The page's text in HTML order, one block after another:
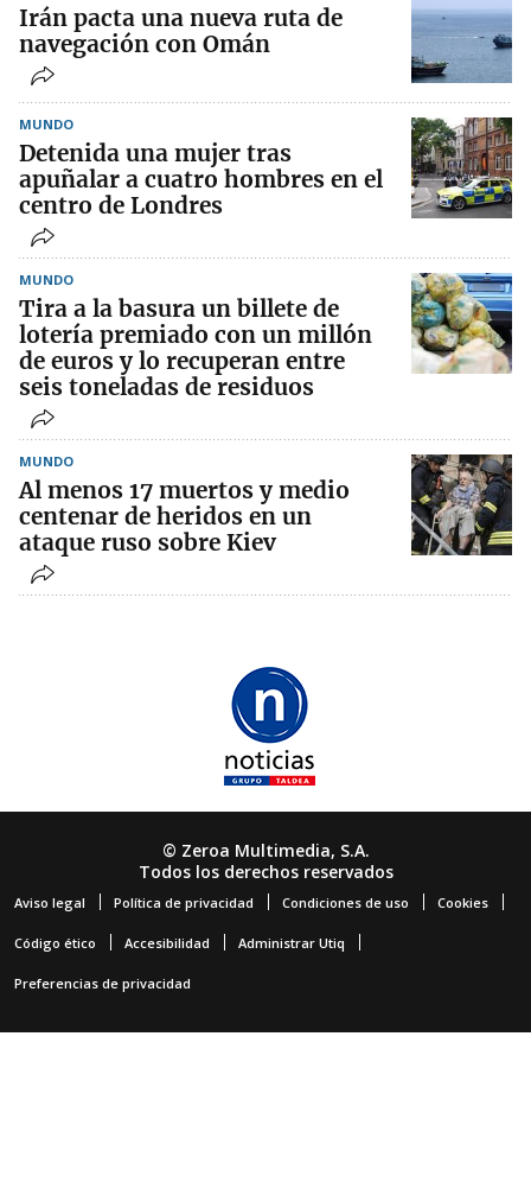
Irán pacta una nueva ruta de
navegación con Omán
MUNDO
Detenida una mujer tras
apuñalar a cuatro hombres en el
centro de Londres
MUNDO
Tira a la basura un billete de
lotería premiado con un millón
de euros y lo recuperan entre
seis toneladas de residuos
MUNDO
Al menos 17 muertos y medio
centenar de heridos en un
ataque ruso sobre Kiev
© Zeroa Multimedia, S.A.
Todos los derechos reservados
Aviso legal Política de privacidad Condiciones de uso Cookies
Código ético Accesibilidad Administrar Utiq
Preferencias de privacidad